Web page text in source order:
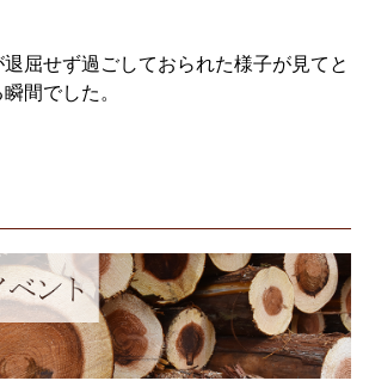
屈せず過ごしておられた様子が見てと
間でした。